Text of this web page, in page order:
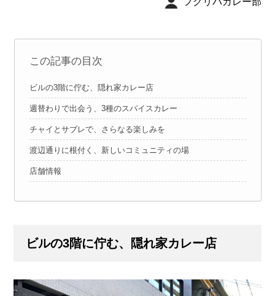
この記事の目次
ビルの3階に佇む、隠れ家カレー店
週替わりで出会う、3種のスパイスカレー
チャイとサブレで、さらなる楽しみを
渡辺通りに根付く、新しいコミュニティの場
店舗情報
ビルの3階に佇む、隠れ家カレー店